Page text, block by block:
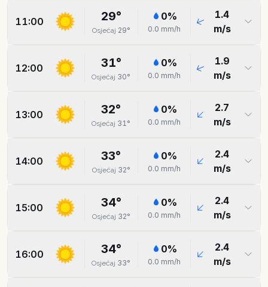
11:00 29°
Osjećaj 29°
0%
0.0 mm/h
1.4
m/s
12:00 31°
Osjećaj 30°
0%
0.0 mm/h
1.9
m/s
13:00 32°
Osjećaj 31°
0%
0.0 mm/h
2.7
m/s
14:00 33°
Osjećaj 32°
0%
0.0 mm/h
2.4
m/s
15:00 34°
Osjećaj 32°
0%
0.0 mm/h
2.4
m/s
16:00 34°
Osjećaj 33°
0%
0.0 mm/h
2.4
m/s